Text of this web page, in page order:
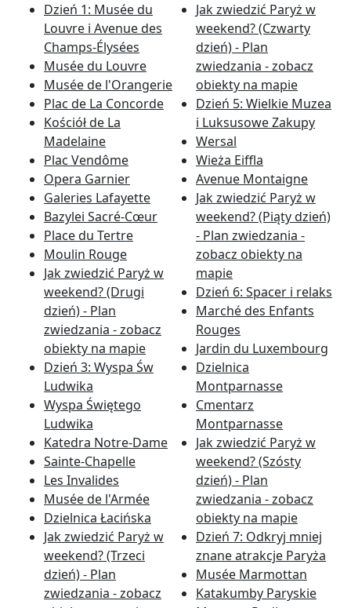
Dzień 1: Musée du
Louvre i Avenue des
Champs-Élysées
Musée du Louvre
Musée de l'Orangerie
Plac de La Concorde
Kościół de La
Madelaine
Plac Vendôme
Opera Garnier
Galeries Lafayette
Bazylei Sacré-Cœur
Place du Tertre
Moulin Rouge
Jak zwiedzić Paryż w
weekend? (Drugi
dzień) - Plan
zwiedzania - zobacz
obiekty na mapie
Dzień 3: Wyspa Św
Ludwika
Wyspa Świętego
Ludwika
Katedra Notre-Dame
Sainte-Chapelle
Les Invalides
Musée de l'Armée
Dzielnica Łacińska
Jak zwiedzić Paryż w
weekend? (Trzeci
dzień) - Plan
zwiedzania - zobacz
Jak zwiedzić Paryż w
weekend? (Czwarty
dzień) - Plan
zwiedzania - zobacz
obiekty na mapie
Dzień 5: Wielkie Muzea
i Luksusowe Zakupy
Wersal
Wieża Eiffla
Avenue Montaigne
Jak zwiedzić Paryż w
weekend? (Piąty dzień)
- Plan zwiedzania -
zobacz obiekty na
mapie
Dzień 6: Spacer i relaks
Marché des Enfants
Rouges
Jardin du Luxembourg
Dzielnica
Montparnasse
Cmentarz
Montparnasse
Jak zwiedzić Paryż w
weekend? (Szósty
dzień) - Plan
zwiedzania - zobacz
obiekty na mapie
Dzień 7: Odkryj mniej
znane atrakcje Paryża
Musée Marmottan
Katakumby Paryskie